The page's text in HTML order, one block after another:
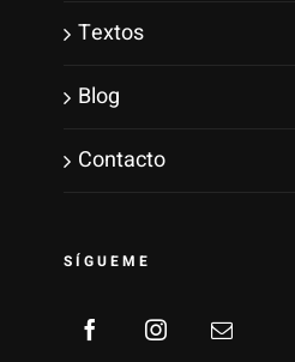
Textos
Blog
Contacto
SÍGUEME